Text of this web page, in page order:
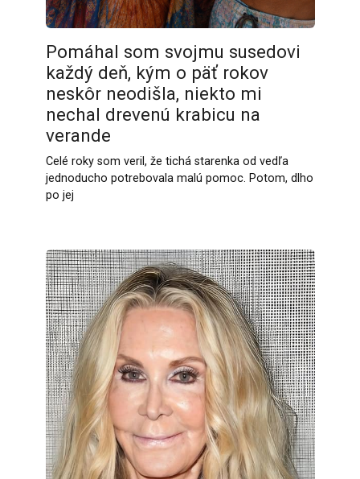
Pomáhal som svojmu susedovi
každý deň, kým o päť rokov
neskôr neodišla, niekto mi
nechal drevenú krabicu na
verande
Celé roky som veril, že tichá starenka od vedľa
jednoducho potrebovala malú pomoc. Potom, dlho
po jej